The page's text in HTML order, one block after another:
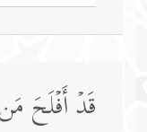
قَدۡ أَفۡلَحَ